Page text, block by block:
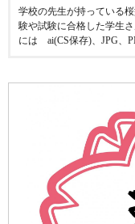
学校の先生が持っている
験や試験に合格した学生
には ai(CS保存)、JPG、